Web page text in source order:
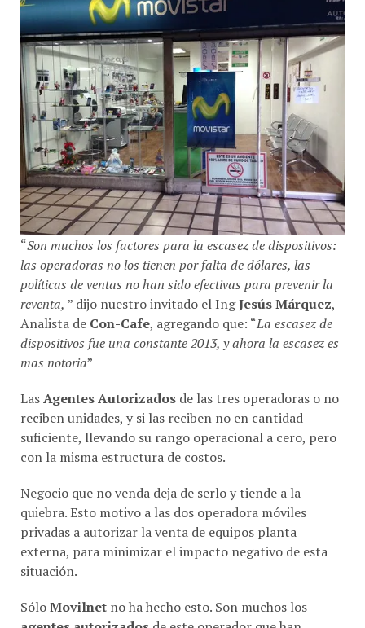
“Son muchos los factores para la escasez de dispositivos:
las operadoras no los tienen por falta de dólares, las
políticas de ventas no han sido efectivas para prevenir la
reventa, ” dijo nuestro invitado el Ing Jesús Márquez
Analista deCon-Cafe , agregando que: “La escasez de
dispositivos fue una constante 2013, y ahora la escasez es
mas notoria ”
Las
Agentes Autorizados
de las tres operadoras o no
reciben unidades, y si las reciben no en cantidad
suficiente, llevando su rango operacional a cero, pero
con la misma estructura de costos.
Negocio que no venda deja de serlo y tiende a la
quiebra. Esto motivo a las dos operadora móviles
privadas a autorizar la venta de equipos planta
externa, para minimizar el impacto negativo de esta
situación.
Sólo Movilnet
no ha hecho esto. Son muchos los
agentes autorizados
de este operador que han